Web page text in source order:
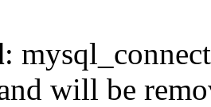
:
will be